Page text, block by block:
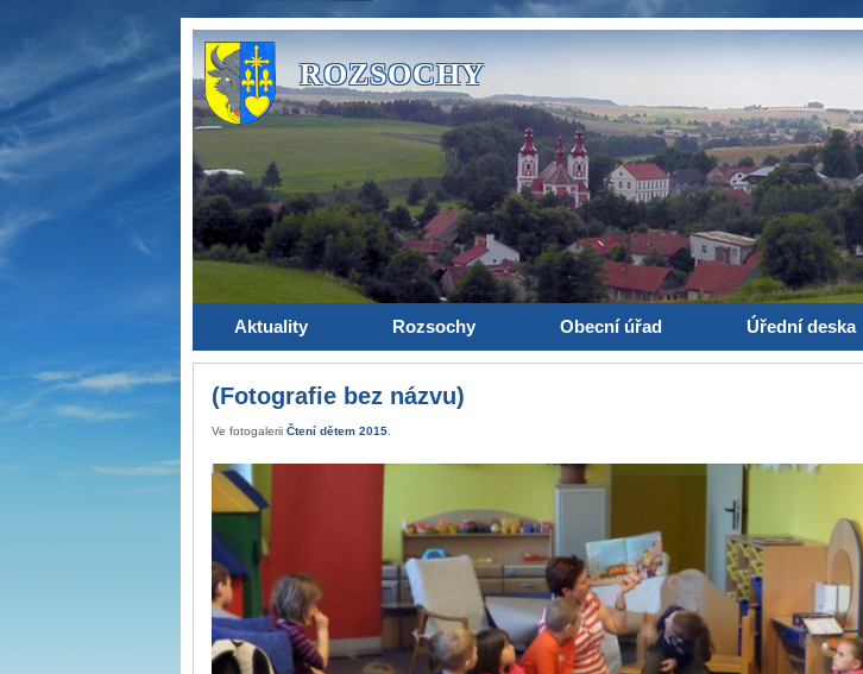
ROZSOCHY
Aktuality Rozsochy Obecní úřad Úřední deska
(Fotografie bez názvu)
Ve fotogalerii Čtení dětem 2015